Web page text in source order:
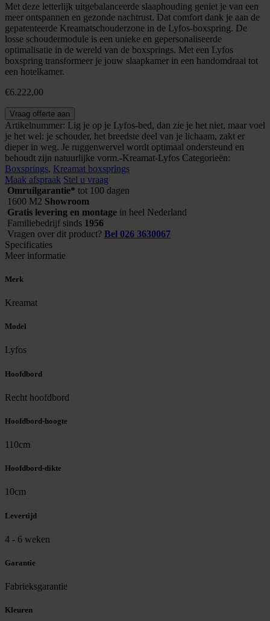
Met deze letterlijk uitgebalanceerde slaaphouding geniet je van een
meer ontspannen en gezonde nachtrust. Dat comfort dank je aan de
gepatenteerde Kreamatschouderzone in de Lyfos-boxspring. De
losse schoudermodule is een unieke en gepersonaliseerde
optimalisatie in de wereld van de boxsprings. Met een Lyfos
boxspring transformeer je jouw slaapkamer in een handomdraai tot
een hotelkamer.
€6.222,00
Kreamat
boxspring
Lyfos
aantal
Vraag offerte aan
Artikelnummer: Lig je op je Lyfos-bed, dan zie je het niet, maar voel
je het wel: je schouder, het breedste deel van je lichaam, zakt er
dieper in weg. Je ruggenwervel wordt optimaal ondersteund en
behoudt zijn natuurlijke vorm.-Kreamat-Lyfos Categorieën:
Boxsprings, Kreamat boxsprings
Maak afspraak Stel u vraag
Omruilgarantie* tot 100 dagen
1600 M2 Showroom
Gratis levering en montage in heel Nederland
Familiebedrijf sinds 1956
Vragen over dit product? Bel 026 3630067
Specificaties
Meer informatie
Merk
Kreamat
Model
Lyfos
Hoofdbord
Recht hoofdbord
Hoofdbord-hoogte
110cm
Hoofdbord-dikte
10cm
Levertijd
4 - 6 weken
Garantie
Fabrieksgarantie
Kleuren